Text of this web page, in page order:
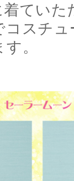
着てい
コスチ
。